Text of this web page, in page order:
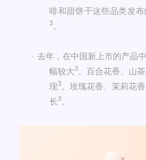
啡和甜饼干这些品类发
3。
· 去年，在中国新上市的产品
幅较大3。百合花香、山
现3。玫瑰花香、茉莉花
长3。